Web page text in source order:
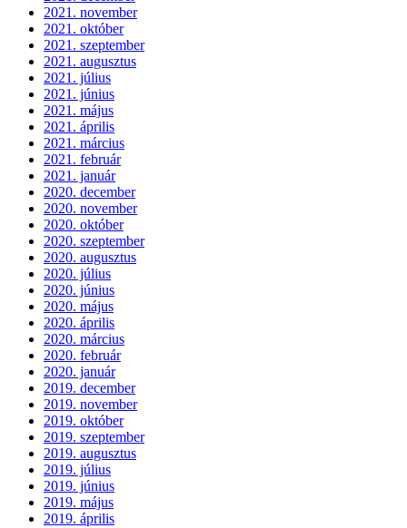
2021. november
2021. október
2021. szeptember
2021. augusztus
2021. július
2021. június
2021. május
2021. április
2021. március
2021. február
2021. január
2020. december
2020. november
2020. október
2020. szeptember
2020. augusztus
2020. július
2020. június
2020. május
2020. április
2020. március
2020. február
2020. január
2019. december
2019. november
2019. október
2019. szeptember
2019. augusztus
2019. július
2019. június
2019. május
2019. április